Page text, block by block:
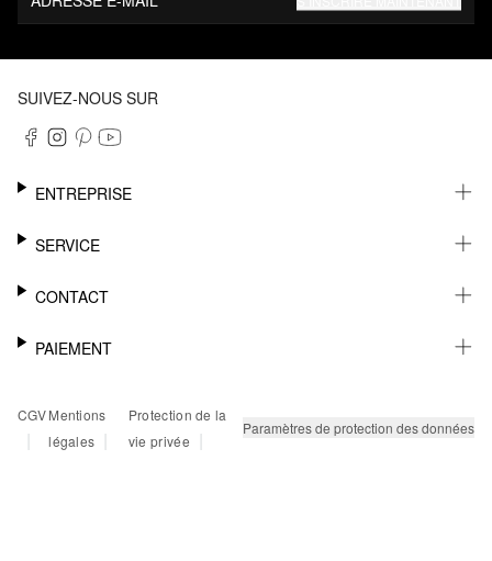
SUIVEZ-NOUS SUR
ENTREPRISE
CARRIÈRE
SERVICE
NEWSLETTER
MÉMO
RETOURS
FAQ
CONTACT
AIDE
PAIEMENT
PAYPAL
CARTE BANCAIRE
CGV
|
Mentions
légales |
Protection de la
vie privée
| Paramètres de protection des données